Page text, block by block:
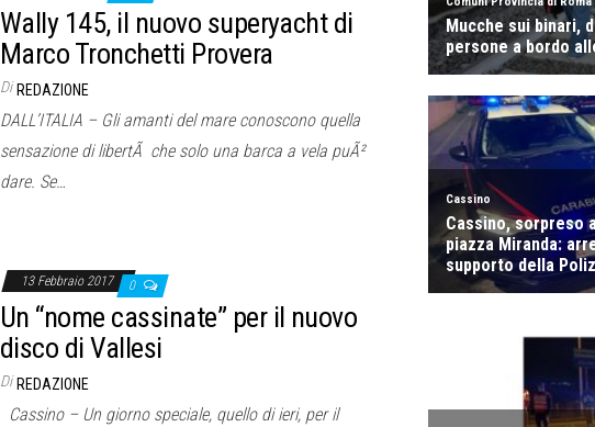
Wally 145, il nuovo superyacht di
Marco Tronchetti Provera
Di REDAZIONE
DALL’ITALIA – Gli amanti del mare conoscono quella
sensazione di libertÃ che solo una barca a vela puÃ²
dare. Se…
13 Febbraio 2017 0
Un “nome cassinate” per il nuovo
disco di Vallesi
Di REDAZIONE
Cassino – Un giorno speciale, quello di ieri, per il